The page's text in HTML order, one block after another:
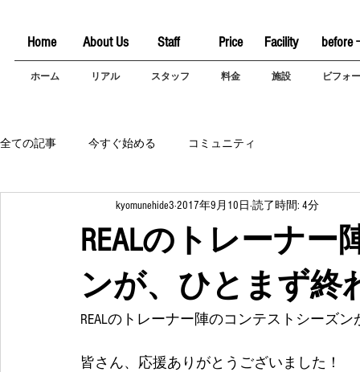
Home About Us Staff Price Facility before
ホーム リアル スタッフ 料金 施設 ビフォ
全ての記事 今すぐ始める コミュニティ
REALのトレーナ
ンが、ひとまず終
kyomunehide3 2017年9月10日 読了時間: 4分
REALのトレーナー陣のコンテストシーズ
皆さん、応援ありがとうございました！